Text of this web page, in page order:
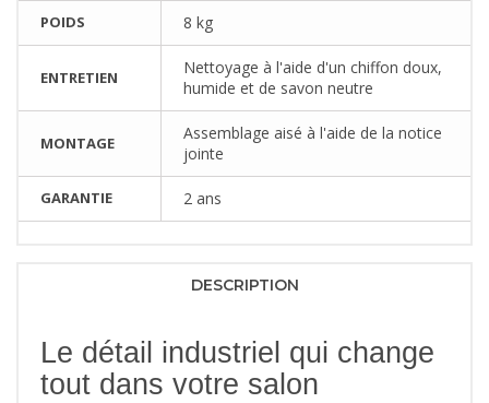
POIDS 8 kg
ENTRETIEN
Nettoyage à l'aide d'un chiffon doux,
humide et de savon neutre
MONTAGE
Assemblage aisé à l'aide de la notice
jointe
GARANTIE 2 ans
DESCRIPTION
Le détail industriel qui change
tout dans votre salon